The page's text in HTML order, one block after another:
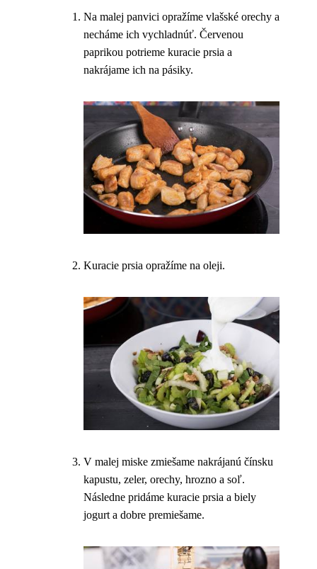
Na malej panvici opražíme vlašské orechy a
necháme ich vychladnúť. Červenou
paprikou potrieme kuracie prsia a
nakrájame ich na pásiky.
Kuracie prsia opražíme na oleji.
V malej miske zmiešame nakrájanú čínsku
kapustu, zeler, orechy, hrozno a soľ.
Následne pridáme kuracie prsia a biely
jogurt a dobre premiešame.